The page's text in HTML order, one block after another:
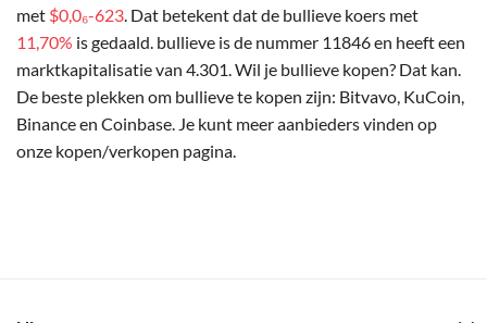
met $0,0₆-623. Dat betekent dat de bullieve koers met
11,70% is gedaald. bullieve is de nummer 11846 en heeft een
marktkapitalisatie van 4.301. Wil je bullieve kopen? Dat kan.
De beste plekken om bullieve te kopen zijn: Bitvavo, KuCoin,
Binance en Coinbase. Je kunt meer aanbieders vinden op
onze kopen/verkopen pagina.